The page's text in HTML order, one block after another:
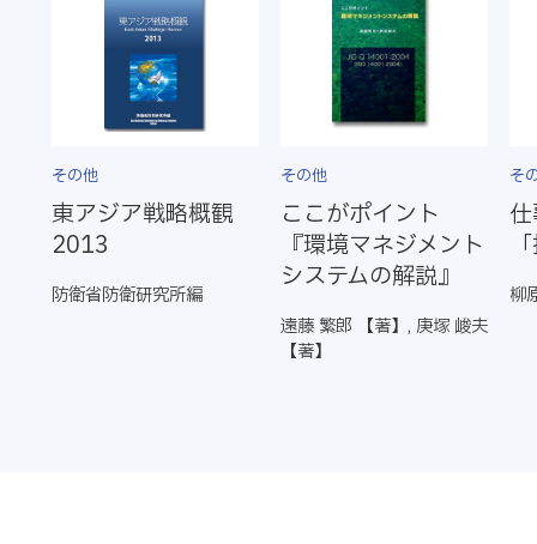
その他
東アジア戦略概観
2013
防衛省防衛研究所編
その他
ここがポイント
『環境マネジメント
システムの解説』
遠藤 繁郎 【著】, 庚塚 峻夫
【著】
そ
柳